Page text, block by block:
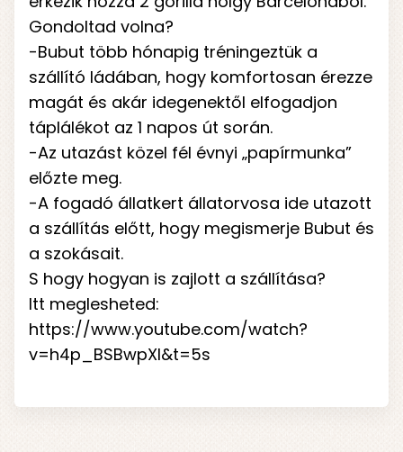
Gondoltad volna?
-Bubut több hónapig tréningeztük a
szállító ládában, hogy komfortosan érezze
magát és akár idegenektől elfogadjon
táplálékot az 1 napos út során.
-Az utazást közel fél évnyi „papírmunka”
előzte meg.
-A fogadó állatkert állatorvosa ide utazott
a szállítás előtt, hogy megismerje Bubut és
a szokásait.
S hogy hogyan is zajlott a szállítása?
Itt meglesheted:
https://www.youtube.com/watch?
v=h4p_BSBwpXI&t=5s